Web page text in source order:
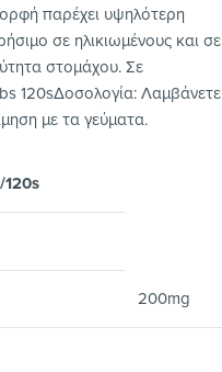
παρέχει υψηλότερη
σε ηλικιωμένους και σε
στομάχου. Σε
120sΔοσολογία: Λαμβάνετε
με τα γεύματα.
120s
200mg